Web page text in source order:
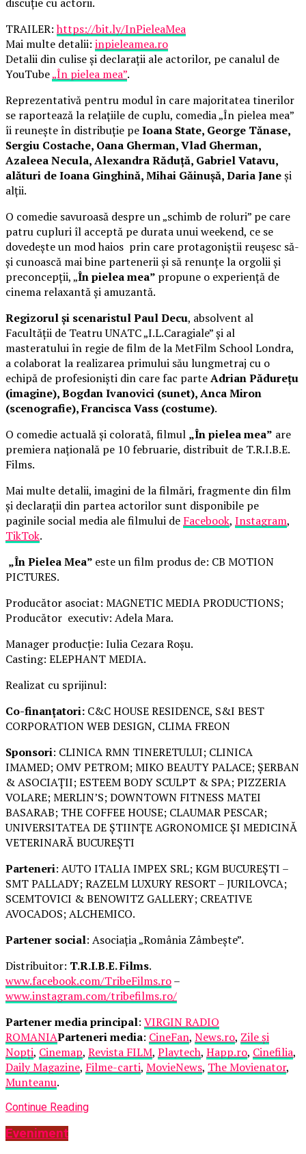
TRAILER:https://bit.ly/InPieleaMea
Mai multe detalii: inpieleamea.ro
Detalii din culise și declarații ale actorilor, pe canalul de
YouTube„În pielea mea”.
Reprezentativă pentru modul în care majoritatea tinerilor
se raportează la relațiile de cuplu, comedia „În pielea mea”
îi reunește în distribuție peIoana State, George Tănase,
Sergiu Costache, Oana Gherman, Vlad Gherman,
Azaleea Necula, Alexandra Răduță, Gabriel Vatavu,
alături de Ioana Ginghină, Mihai Găinușă, Daria Janeși
alții.
O comedie savuroasă despre un „schimb de roluri” pe care
patru cupluri îl acceptă pe durata unui weekend, ce se
dovedește un mod haios prin care protagoniștii reușesc să-
și cunoască mai bine partenerii și să renunțe la orgolii și
preconcepții, „În pielea mea” propune o experiență de
cinema relaxantă și amuzantă.
Regizorul și scenaristul Paul Decu, absolvent al
Facultății de Teatru UNATC „I.L.Caragiale” și al
masteratului în regie de film de la MetFilm School Londra,
a colaborat la realizarea primului său lungmetraj cu o
echipă de profesioniști din care fac parteAdrian Pădurețu
(imagine), Bogdan Ivanovici (sunet), Anca Miron
(scenografie), Francisca Vass (costume).
O comedie actuală și colorată, filmul „În pielea mea” are
premiera națională pe 10 februarie, distribuit de T.R.I.B.E.
Films.
Mai multe detalii, imagini de la filmări, fragmente din film
și declarații din partea actorilor sunt disponibile pe
paginile social media ale filmului de Facebook, Instagram,
TikTok.
„În Pielea Mea” este un film produs de: CB MOTION
PICTURES.
Producător asociat: MAGNETIC MEDIA PRODUCTIONS;
Producător executiv: Adela Mara.
Manager producție: Iulia Cezara Roșu.
Casting: ELEPHANT MEDIA.
Realizat cu sprijinul:
Co-finanțatori: C&C HOUSE RESIDENCE, S&I BEST
CORPORATION WEB DESIGN, CLIMA FREON
Sponsori: CLINICA RMN TINERETULUI; CLINICA
IMAMED; OMV PETROM; MIKO BEAUTY PALACE; ȘERBAN
& ASOCIAȚII; ESTEEM BODY SCULPT & SPA; PIZZERIA
VOLARE; MERLIN’S; DOWNTOWN FITNESS MATEI
BASARAB; THE COFFEE HOUSE; CLAUMAR PESCAR;
UNIVERSITATEA DE ȘTIINȚE AGRONOMICE ȘI MEDICINĂ
VETERINARĂ BUCUREȘTI
Parteneri: AUTO ITALIA IMPEX SRL; KGM BUCUREȘTI –
SMT PALLADY; RAZELM LUXURY RESORT – JURILOVCA;
SCEMTOVICI & BENOWITZ GALLERY; CREATIVE
AVOCADOS; ALCHEMICO.
Partener social: Asociația „România Zâmbește”.
Distribuitor: T.R.I.B.E. Films.
www.facebook.com/TribeFilms.ro–
www.instagram.com/tribefilms.ro/
Partener media principal: VIRGIN RADIO
ROMANIAParteneri media: CineFan, News.ro, Zile și
Nopți, Cinemap, Revista FILM, Playtech, Happ.ro, Cinefilia,
Daily Magazine, Filme-carti, MovieNews, The Movienator,
Munteanu.
Continue Reading
Eveniment